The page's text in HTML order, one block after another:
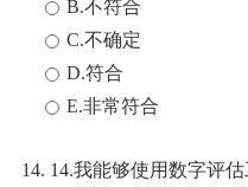
B.不符合
C.不确定
D.符合
E.非常符合
14. 14.我能够使用数字评